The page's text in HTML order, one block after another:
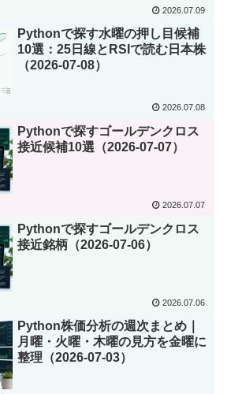
2026.07.09
Pythonで探す水曜の押し目候補
10選：25日線とRSIで読む日本株
（2026-07-08）
2026.07.08
Pythonで探すゴールデンクロス
接近候補10選（2026-07-07）
2026.07.07
Pythonで探すゴールデンクロス
接近銘柄（2026-07-06）
2026.07.06
Python株価分析の週次まとめ｜
月曜・火曜・木曜の見方を金曜に
整理（2026-07-03）